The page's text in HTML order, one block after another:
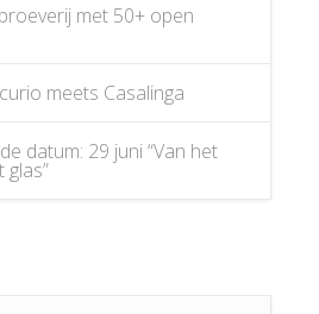
met 50+ open
meets Casalinga
datum: 29 juni “Van het
glas”